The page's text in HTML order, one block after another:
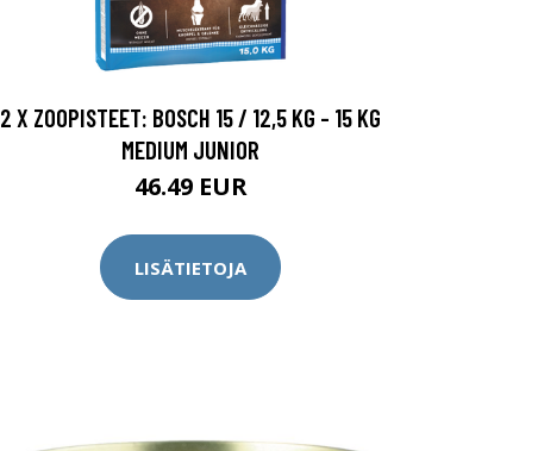
2 X ZOOPISTEET: BOSCH 15 / 12,5 KG - 15 KG
MEDIUM JUNIOR
46.49 EUR
LISÄTIETOJA